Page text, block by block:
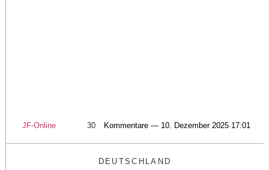
JF-Online 30 Kommentare — 10. Dezember 2025 17:01
DEUTSCHLAND